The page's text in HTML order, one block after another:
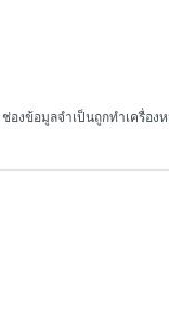
ช่องข้อมูลจำเป็นถูกทำเครื่อง